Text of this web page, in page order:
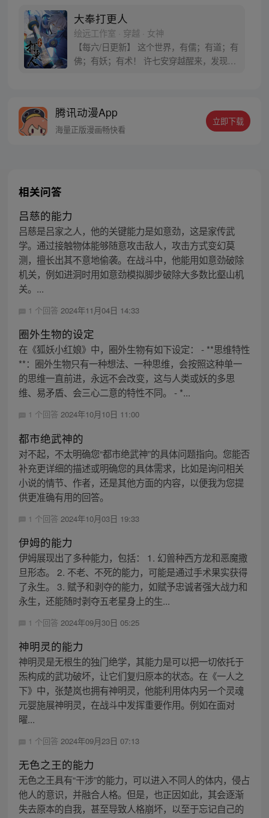
大奉打更人
绘远工作室 · 穿越 · 女神
【每六/日更新】 这个世界，有儒；有道；有
佛；有妖；有术！ 许七安穿越醒来，发现自
者卖报小郎君同名小说 QQ群号：
799493374
腾讯动漫App
海量正版漫画畅快看
立即下载
相关问答
吕慈的能力
吕慈是吕家之人，他的关键能力是如意劲，这是家传武
学。通过接触物体能够随意攻击敌人，攻击方式变幻莫
测，擅长出其不意地偷袭。在战斗中，他能用如意劲破除
机关，例如进洞时用如意劲模拟脚步破除大多数比壑山机
关。...
1 个回答 2024年11月04日 14:33
圈外生物的设定
在《狐妖小红娘》中，圈外生物有如下设定： - **思维特性
**：圈外生物只有一种想法、一种思维，会按照这种单一
的思维一直前进，永远不会改变，这与人类或妖的多思
维、易矛盾、会三心二意的特性不同。 - *...
1 个回答 2024年10月10日 11:00
都市绝武神的
对不起，不太明确您“都市绝武神”的具体问题指向。您能否
补充更详细的描述或明确您的具体需求，比如是询问相关
小说的情节、作者，还是其他方面的内容，以便我为您提
供更准确有用的回答。
1 个回答 2024年10月03日 19:33
伊姆的能力
伊姆展现出了多种能力，包括： 1. 幻兽种西方龙和恶魔撒
旦形态。 2. 不老、不死的能力，可能是通过手术果实获得
了永生。 3. 赋予和剥夺的能力，如赋予忠诚者强大战力和
永生，还能随时剥夺五老星身上的生...
1 个回答 2024年09月30日 05:25
神明灵的能力
神明灵是无根生的独门绝学，其能力是可以把一切依托于
炁构成的武功破坏，让它们复归原本的状态。在《一人之
下》中，张楚岚也拥有神明灵，他能利用体内另一个灵魂
元婴施展神明灵，在战斗中发挥重要作用。例如在面对
曜...
1 个回答 2024年09月23日 07:13
无色之王的能力
无色之王具有“干涉”的能力，可以进入不同人的体内，侵占
他人的意识，并融合人格。但是，也正因如此，其会逐渐
失去原本的自我，甚至导致人格崩坏，以至于忘记自己的